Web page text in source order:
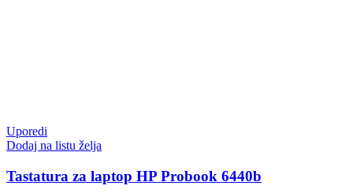
Uporedi
Dodaj na listu želja
Tastatura za laptop HP Probook 6440b